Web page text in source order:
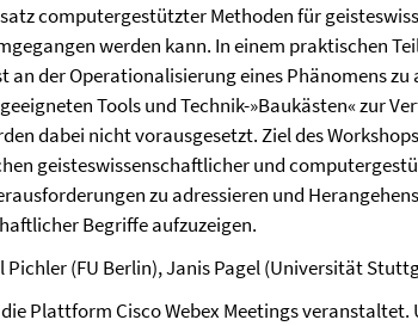
computergestützter Methoden für
werden kann. In einem praktischen
an der Operationalisierung eines Phänomens zu
Tools und Technik-»Baukästen« zur
dabei nicht vorausgesetzt. Ziel des
geisteswissenschaftlicher und
zu adressieren und
Begriffe aufzuzeigen.
(FU Berlin), Janis Pagel (Universität
Plattform Cisco Webex Meetings veranstaltet.